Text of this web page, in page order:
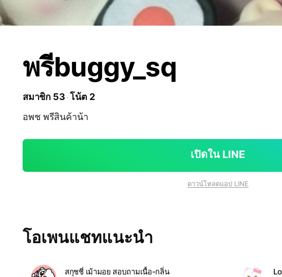
พรีbuggy_sq
สมาชิก 53 โน้ต 2
อพช พรีสินค้าน้า
เปิดใน LINE
ดาวน์โหลดแอป LINE
โอเพนแชทแนะนำ
สกุชชี่ เม้ามอย สอบถามเนื้อ-กลิ่น